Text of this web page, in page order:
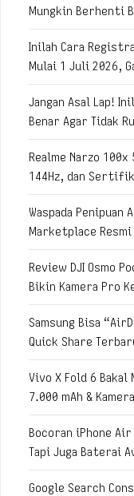
Mungkin Berhenti
Inilah Cara
Mulai 1 Juli 2026,
Jangan Asal Lap!
Benar Agar Tidak
Realme Narzo
144Hz, dan
Waspada Penipuan
Marketplace Resmi
Review DJI Osmo
Bikin Kamera Pro
Samsung Bisa
Quick Share
Vivo X Fold 6
7.000 mAh &
Bocoran iPhone
Tapi Juga Baterai
Google Search